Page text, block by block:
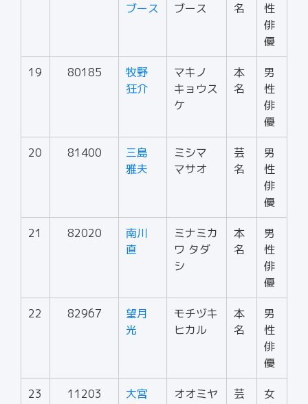
ブース
ブース
名
性
俳
優
19 80185
牧野
狂介
マキノ
キョウス
ケ
本
名
男
性
俳
優
20 81400
三島
雅夫
ミシマ
マサオ
芸
名
男
性
俳
優
21 82020
南川
直
ミナミカ
ワ タダ
シ
本
名
男
性
俳
優
22 82967
望月
光
モチヅキ
ヒカル
本
名
男
性
俳
優
23 11203
大宮
オオミヤ
芸
女